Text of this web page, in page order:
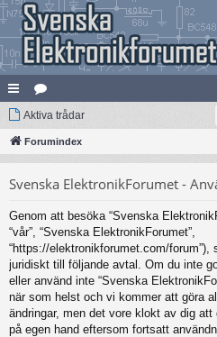
na
bb
ar
at
eg
Aktiva trådar
Forumindex
Svenska ElektronikForumet -
Genom att besöka “Svenska
“vår”, “Svenska ElektronikForumet”,
“https://elektronikforumet.com/
juridiskt till följande avtal. Om du inte
eller använd inte “Svenska
när som helst och vi kommer att göra
ändringar, men det vore klokt av dig
på egen hand eftersom fortsatt